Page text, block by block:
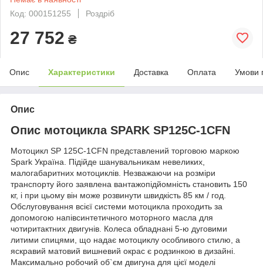
Код: 000151255
Роздріб
27 752 ₴
Опис Характеристики Доставка Оплата Умови
Опис
Опис мотоцикла SPARK SP125C-1CFN
Мотоцикл SP 125C-1CFN представлений торговою маркою
Spark Україна. Підійде шанувальникам невеликих,
малогабаритних мотоциклів. Незважаючи на розміри
транспорту його заявлена вантажопідйомність становить 150
кг, і при цьому він може розвинути швидкість 85 км / год.
Обслуговування всієї системи мотоцикла проходить за
допомогою напівсинтетичного моторного масла для
чотиритактних двигунів. Колеса обладнані 5-ю дуговими
литими спицями, що надає мотоциклу особливого стилю, а
яскравий матовий вишневий окрас є родзинкою в дизайні.
Максимально робочий об`єм двигуна для цієї моделі